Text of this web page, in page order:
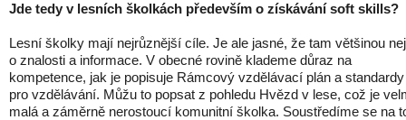
Jde tedy v lesních školkách především o získávání soft skills?
Lesní školky mají nejrůznější cíle. Je ale jasné, že tam většinou
o znalosti a informace. V obecné rovině klademe důraz na
kompetence, jak je popisuje Rámcový vzdělávací plán a standardy
pro vzdělávání. Můžu to popsat z pohledu Hvězd v lese, což je
malá a záměrně nerostoucí komunitní školka. Soustředíme se na